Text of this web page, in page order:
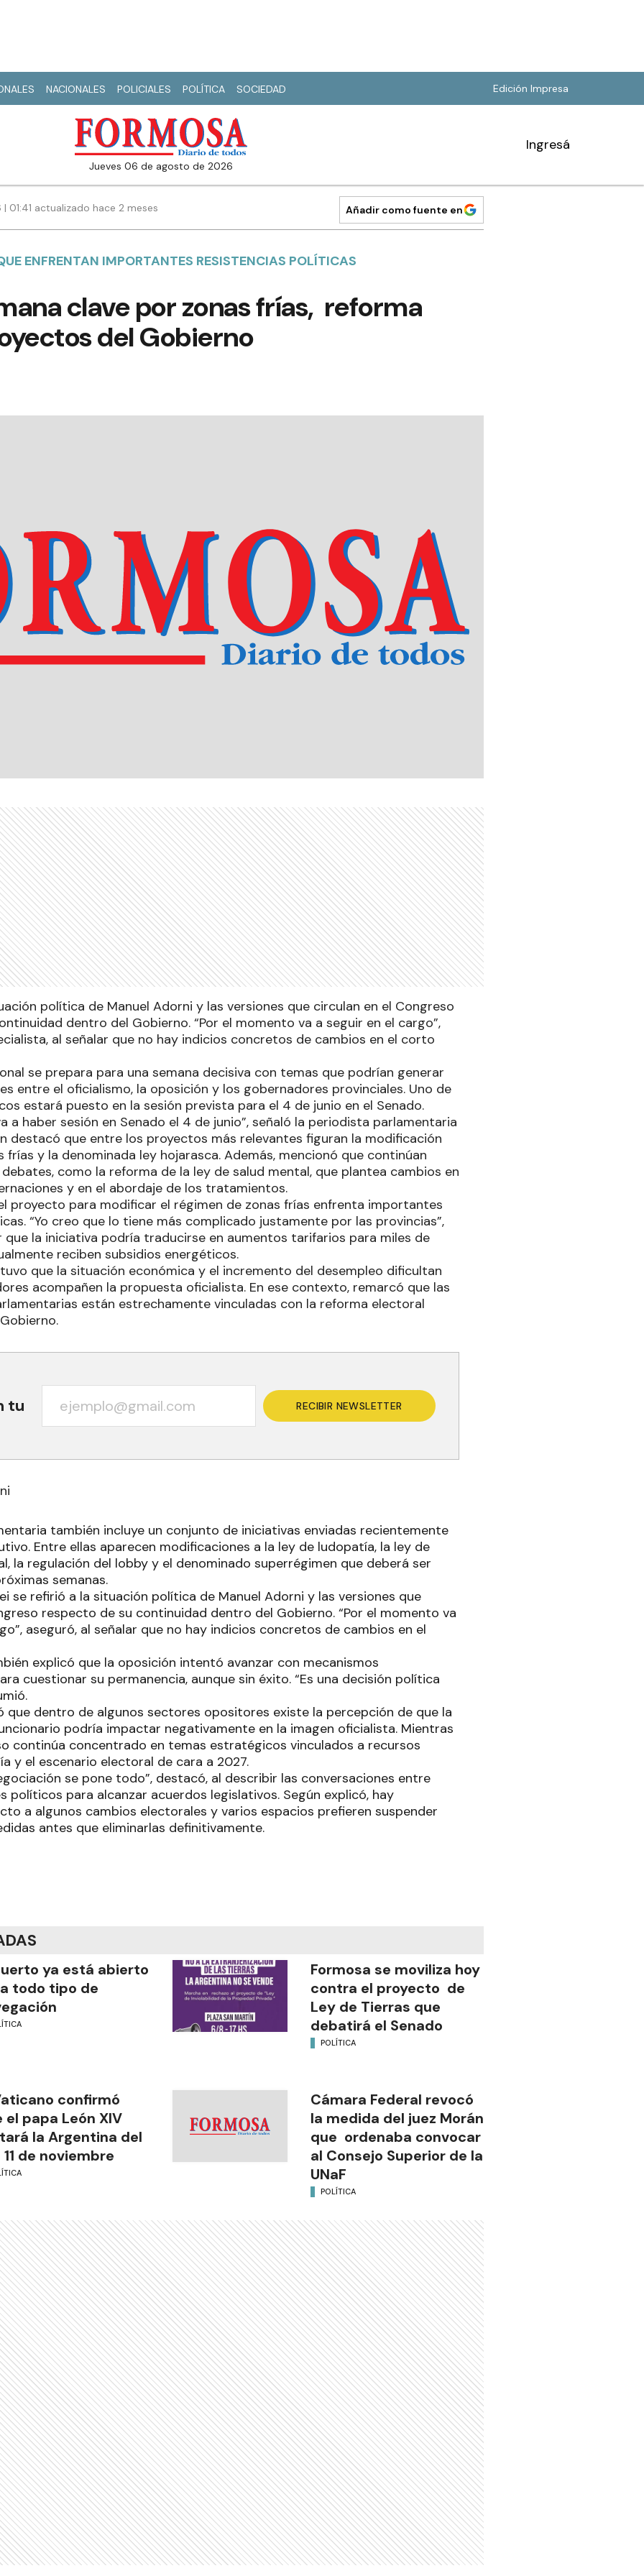
NACIONALES POLICIALES POLÍTICA SOCIEDAD Edición Impresa
jueves 06 de agosto de 2026
Ingresá
01:41 actualizado hace 2 meses Añadir como fuente en
ENFRENTAN IMPORTANTES RESISTENCIAS POLÍTICAS
clave por zonas frías, reforma
del Gobierno
política de Manuel Adorni y las versiones que circulan en el Congreso
dentro del Gobierno. “Por el momento va a seguir en el cargo”,
al señalar que no hay indicios concretos de cambios en el corto
se prepara para una semana decisiva con temas que podrían generar
entre el oficialismo, la oposición y los gobernadores provinciales. Uno de
estará puesto en la sesión prevista para el 4 de junio en el Senado.
a haber sesión en Senado el 4 de junio”, señaló la periodista parlamentaria
destacó que entre los proyectos más relevantes figuran la modificación
frías y la denominada ley hojarasca. Además, mencionó que continúan
como la reforma de la ley de salud mental, que plantea cambios en
y en el abordaje de los tratamientos.
proyecto para modificar el régimen de zonas frías enfrenta importantes
“Yo creo que lo tiene más complicado justamente por las provincias”,
que la iniciativa podría traducirse en aumentos tarifarios para miles de
reciben subsidios energéticos.
que la situación económica y el incremento del desempleo dificultan
acompañen la propuesta oficialista. En ese contexto, remarcó que las
están estrechamente vinculadas con la reforma electoral
tu RECIBIR NEWSLETTER
también incluye un conjunto de iniciativas enviadas recientemente
Entre ellas aparecen modificaciones a la ley de ludopatía, la ley de
la regulación del lobby y el denominado superrégimen que deberá ser
semanas.
se refirió a la situación política de Manuel Adorni y las versiones que
respecto de su continuidad dentro del Gobierno. “Por el momento va
aseguró, al señalar que no hay indicios concretos de cambios en el
explicó que la oposición intentó avanzar con mecanismos
cuestionar su permanencia, aunque sin éxito. “Es una decisión política
que dentro de algunos sectores opositores existe la percepción de que la
podría impactar negativamente en la imagen oficialista. Mientras
continúa concentrado en temas estratégicos vinculados a recursos
y el escenario electoral de cara a 2027.
se pone todo”, destacó, al describir las conversaciones entre
políticos para alcanzar acuerdos legislativos. Según explicó, hay
a algunos cambios electorales y varios espacios prefieren suspender
antes que eliminarlas definitivamente.
ya está abierto
todo tipo de
Formosa se moviliza hoy
contra el proyecto de
Ley de Tierras que
debatirá el Senado
POLÍTICA
confirmó
el papa León XIV
la Argentina del
11 de noviembre
Cámara Federal revocó
la medida del juez Morán
que ordenaba convocar
al Consejo Superior de la
UNaF
POLÍTICA